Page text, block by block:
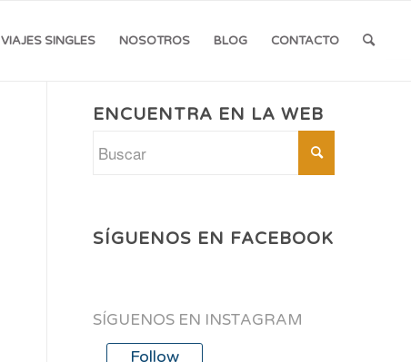
VIAJES SINGLES NOSOTROS BLOG CONTACTO
ENCUENTRA EN LA WEB
SÍGUENOS EN FACEBOOK
SÍGUENOS EN INSTAGRAM
Follow